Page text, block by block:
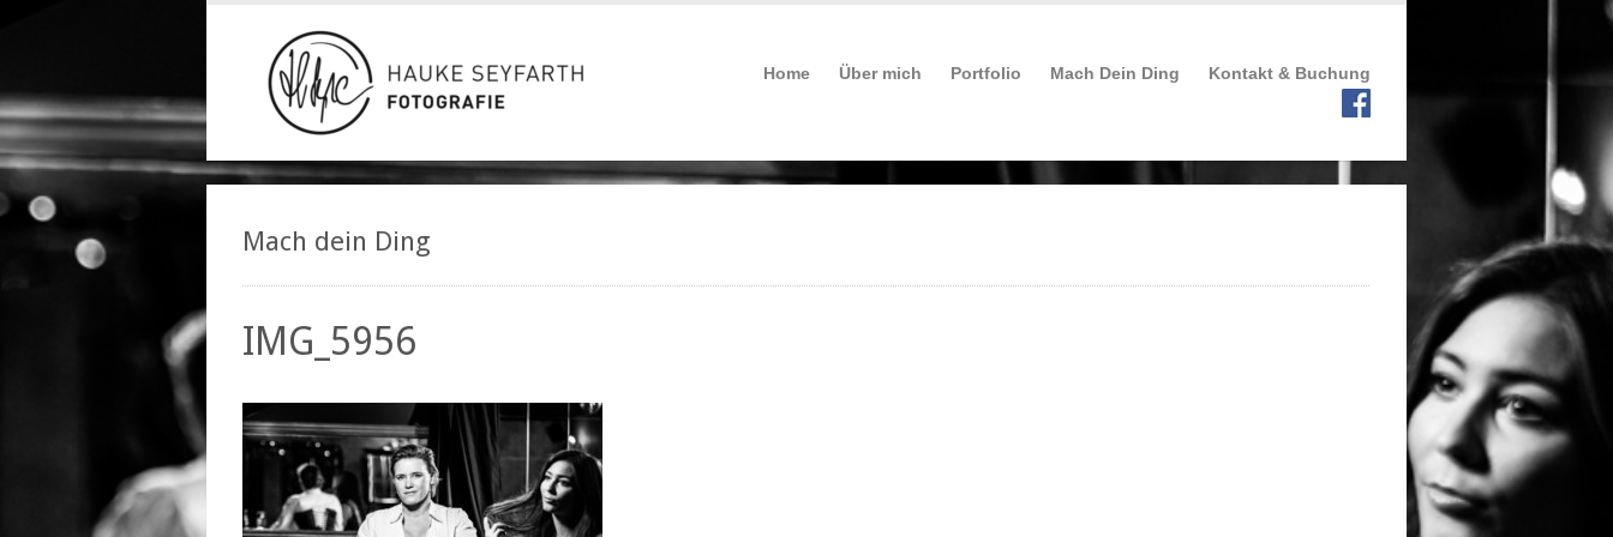
Home Über mich Portfolio Mach Dein Ding Kontakt & Buchung
Mach dein Ding
IMG_5956